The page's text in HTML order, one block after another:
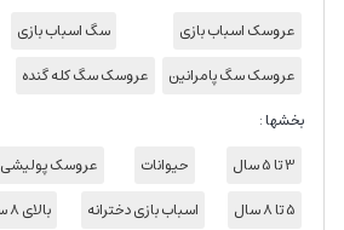
عروسک اسباب بازی
سگ اسباب بازی
عروسک سگ پامرانین
عروسک سگ کله گنده
بخشها :
3 تا 5 سال
حیوانات عروسک پولیشی
5 تا 8 سال
اسباب بازی دخترانه بالای 8 سال